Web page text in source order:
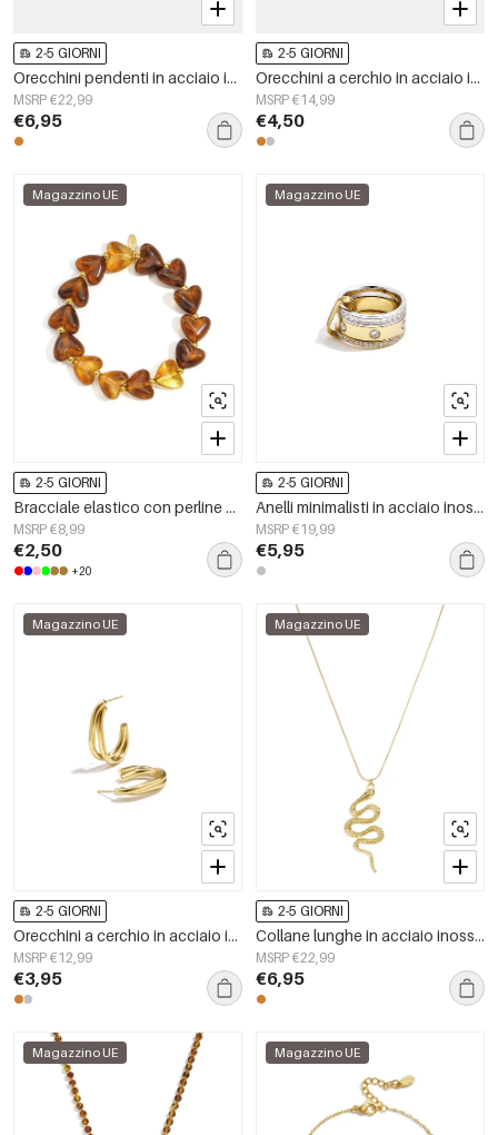
2-5 GIORNI
Orecchini pendenti in acciaio inossidabile, forma geometrica, semplici, serie &quot;Daily Simple&quot;, gioielli da donna.
MSRP €22,99
€6,95
2-5 GIORNI
Orecchini a cerchio in acciaio inossidabile, forma irregolare, semplici, serie &quot;Daily Simple&quot;, gioielli da donna.
MSRP €14,99
€4,50
Magazzino UE
2-5 GIORNI
Bracciale elastico con perline a forma di cuore
MSRP €8,99
€2,50
+20
Magazzino UE
2-5 GIORNI
Anelli minimalisti in acciaio inossidabile, cerchio semplice, serie Daily Simple, gioielli da donna
MSRP €19,99
€5,95
Magazzino UE
2-5 GIORNI
Orecchini a cerchio in acciaio inossidabile, semplici, della serie Daily Simple, gioielli da donna
MSRP €12,99
€3,95
Magazzino UE
2-5 GIORNI
Collane lunghe in acciaio inossidabile a forma di serpente, semplici, della serie Simple Daily, gioielli da donna
MSRP €22,99
€6,95
Magazzino UE Magazzino UE